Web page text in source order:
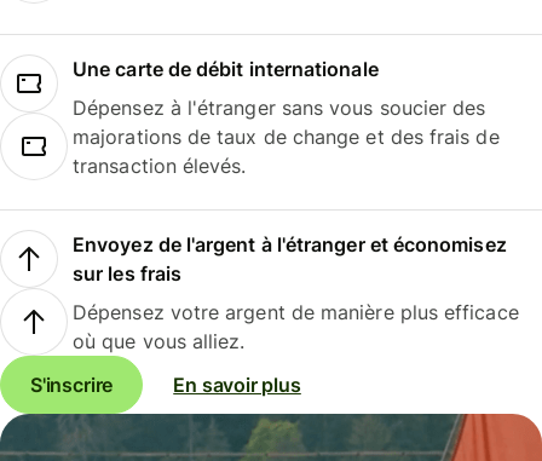
Une carte de débit internationale
Dépensez à l'étranger sans vous soucier des
majorations de taux de change et des frais de
transaction élevés.
Envoyez de l'argent à l'étranger et économisez
sur les frais
Dépensez votre argent de manière plus efficace
où que vous alliez.
S'inscrire
En savoir plus